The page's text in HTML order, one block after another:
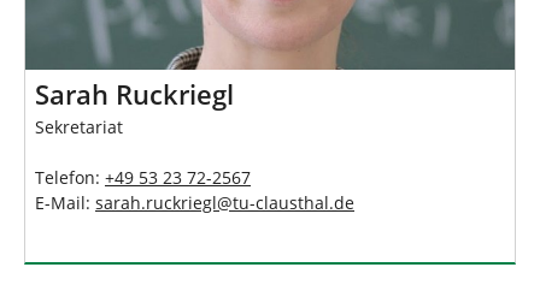
Sarah Ruckriegl
Sekretariat
Telefon: +49 53 23 72-2567
E-Mail: sarah.ruckriegl@tu-clausthal.de